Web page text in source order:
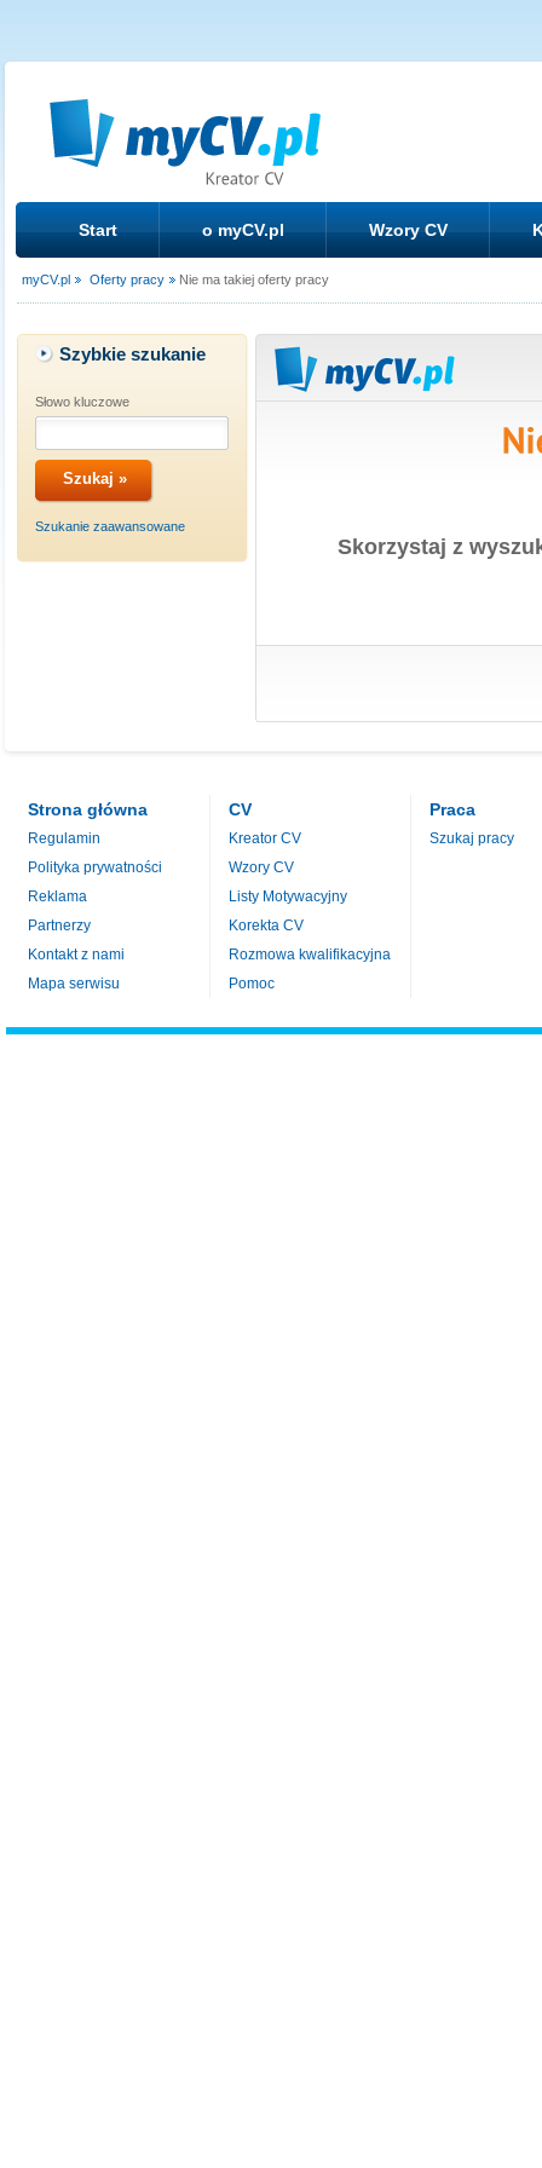
Start o myCV.pl Wzory CV
myCV.pl Oferty pracy Nie ma takiej oferty pracy
Szybkie szukanie
Słowo kluczowe
Szukanie zaawansowane
Skorzystaj z
Strona główna
Regulamin
Polityka prywatności
Reklama
Partnerzy
Kontakt z nami
Mapa serwisu
CV
Kreator CV
Wzory CV
Listy Motywacyjny
Korekta CV
Rozmowa kwalifikacyjna
Pomoc
Praca
Szukaj pracy